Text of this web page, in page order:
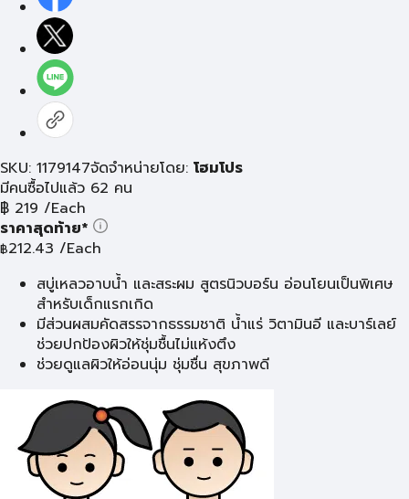
SKU: 1179147จัดจำหน่ายโดย: โฮมโปร
มีคนซื้อไปแล้ว 62 คน
฿ 219 /Each
ราคาสุดท้าย*
฿212.43 /Each
สบู่เหลวอาบน้ำ และสระผม สูตรนิวบอร์น อ่อนโยนเป็นพิเศษ
สำหรับเด็กแรกเกิด
มีส่วนผสมคัดสรรจากธรรมชาติ น้ำแร่ วิตามินอี และบาร์เลย์
ช่วยปกป้องผิวให้ชุ่มชื้นไม่แห้งตึง
ช่วยดูแลผิวให้อ่อนนุ่ม ชุ่มชื่น สุขภาพดี